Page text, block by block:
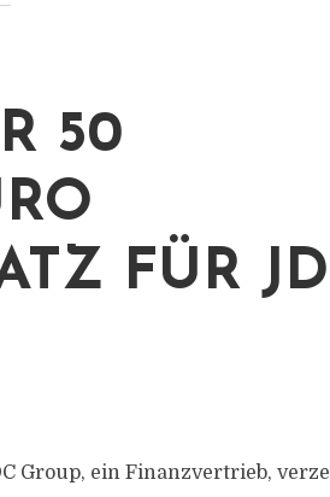
50
FÜR
Group, ein Finanzvertrieb,